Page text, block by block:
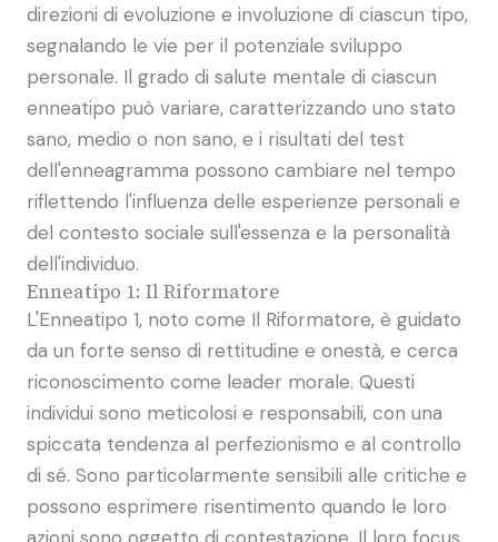
direzioni di evoluzione e involuzione di ciascun tipo,
segnalando le vie per il potenziale sviluppo
personale. Il grado di salute mentale di ciascun
enneatipo può variare, caratterizzando uno stato
sano, medio o non sano, e i risultati del test
dell'enneagramma possono cambiare nel tempo
riflettendo l'influenza delle esperienze personali e
del contesto sociale sull'essenza e la personalità
dell'individuo.
Enneatipo 1: Il Riformatore
L'Enneatipo 1, noto come Il Riformatore, è guidato
da un forte senso di rettitudine e onestà, e cerca
riconoscimento come leader morale. Questi
individui sono meticolosi e responsabili, con una
spiccata tendenza al perfezionismo e al controllo
di sé. Sono particolarmente sensibili alle critiche e
possono esprimere risentimento quando le loro
azioni sono oggetto di contestazione. Il loro focus